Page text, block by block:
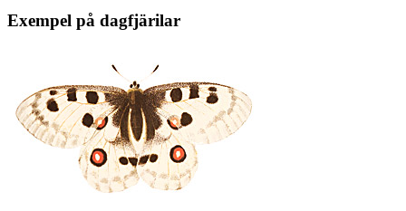
Exempel på dagfjärilar